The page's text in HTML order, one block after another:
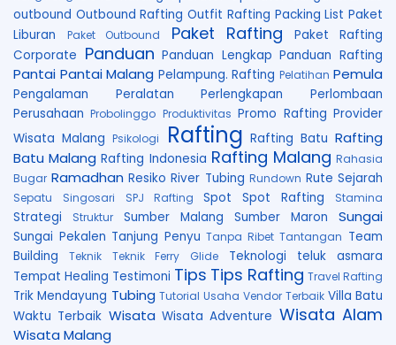
outbound Outbound Rafting Outfit Rafting Packing List Paket
Liburan
Paket Outbound Paket Rafting
Paket Rafting
Corporate Panduan Panduan Lengkap Panduan Rafting
Pantai Pantai Malang Pelampung. Rafting Pelatihan Pemula
Pengalaman Peralatan Perlengkapan
Perlombaan
Perusahaan Probolinggo Produktivitas Promo Rafting Provider
Wisata Malang Psikologi Rafting Rafting Batu Rafting
Batu Malang Rafting Indonesia Rafting Malang Rahasia
Bugar Ramadhan Resiko River Tubing Rundown Rute Sejarah
Sepatu Singosari SPJ Rafting Spot Spot Rafting Stamina
Strategi Struktur Sumber Malang Sumber Maron Sungai
Sungai Pekalen Tanjung Penyu Tanpa Ribet Tantangan Team
Building
Teknik Teknik Ferry Glide Teknologi
teluk asmara
Tempat Healing Testimoni Tips Tips Rafting Travel Rafting
Trik Mendayung Tubing Tutorial Usaha Vendor Terbaik Villa Batu
Waktu Terbaik Wisata Wisata Adventure Wisata Alam
Wisata Malang